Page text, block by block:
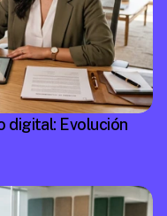
digital: Evolución